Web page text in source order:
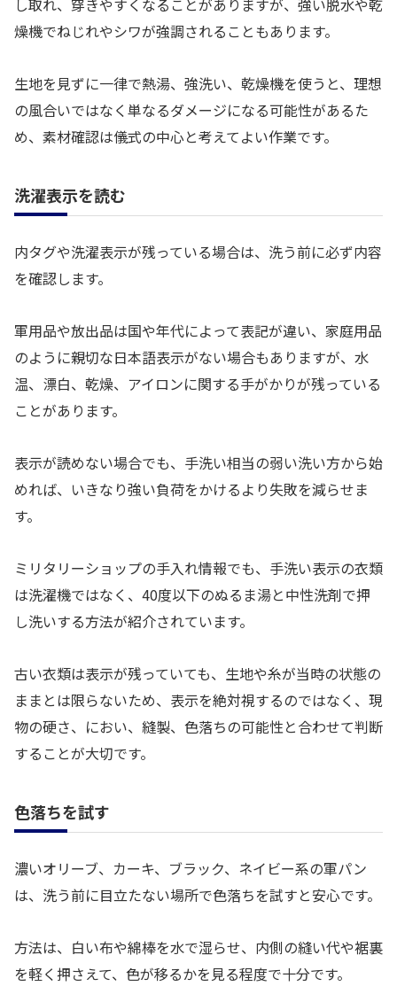
燥機でねじれやシワが強調されることもあります。
生地を見ずに一律で熱湯、強洗い、乾燥機を使うと、理想
の風合いではなく単なるダメージになる可能性があるた
め、素材確認は儀式の中心と考えてよい作業です。
洗濯表示を読む
内タグや洗濯表示が残っている場合は、洗う前に必ず内容
を確認します。
軍用品や放出品は国や年代によって表記が違い、家庭用品
のように親切な日本語表示がない場合もありますが、水
温、漂白、乾燥、アイロンに関する手がかりが残っている
ことがあります。
表示が読めない場合でも、手洗い相当の弱い洗い方から始
めれば、いきなり強い負荷をかけるより失敗を減らせま
す。
ミリタリーショップの手入れ情報でも、手洗い表示の衣類
は洗濯機ではなく、40度以下のぬるま湯と中性洗剤で押
し洗いする方法が紹介されています。
古い衣類は表示が残っていても、生地や糸が当時の状態の
ままとは限らないため、表示を絶対視するのではなく、現
物の硬さ、におい、縫製、色落ちの可能性と合わせて判断
することが大切です。
色落ちを試す
濃いオリーブ、カーキ、ブラック、ネイビー系の軍パン
は、洗う前に目立たない場所で色落ちを試すと安心です。
方法は、白い布や綿棒を水で湿らせ、内側の縫い代や裾裏
を軽く押さえて、色が移るかを見る程度で十分です。